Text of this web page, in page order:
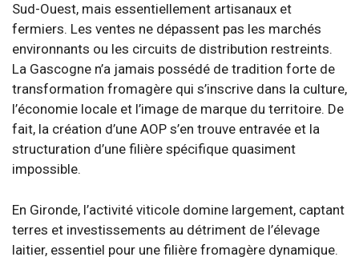
Sud-Ouest, mais essentiellement artisanaux et
fermiers. Les ventes ne dépassent pas les marchés
environnants ou les circuits de distribution restreints.
La Gascogne n’a jamais possédé de tradition forte de
transformation fromagère qui s’inscrive dans la culture,
l’économie locale et l’image de marque du territoire. De
fait, la création d’une AOP s’en trouve entravée et la
structuration d’une filière spécifique quasiment
impossible.
En Gironde, l’activité viticole domine largement, captant
terres et investissements au détriment de l’élevage
laitier, essentiel pour une filière fromagère dynamique.